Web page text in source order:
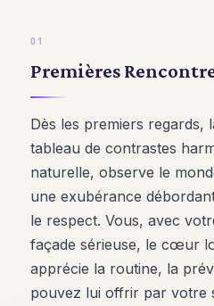
Premières
Dès les premiers
tableau de contrastes
naturelle, observe le
une exubérance
le respect. Vous, avec
façade sérieuse, le cœur
apprécie la routine, la
pouvez lui offrir par votre